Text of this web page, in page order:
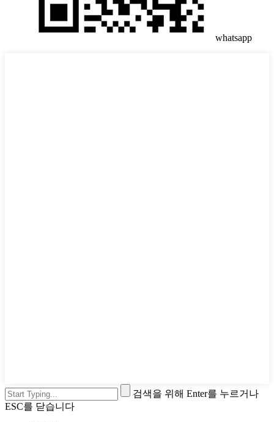
whatsapp
검색을 위해 Enter를 누르거나
ESC를 닫습니다